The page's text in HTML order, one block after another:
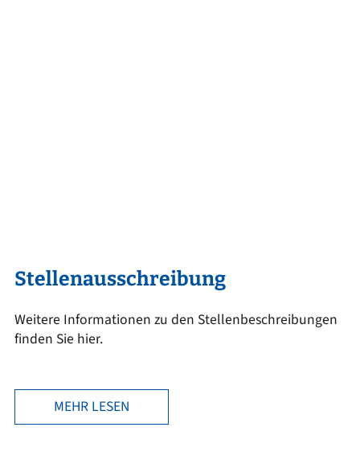
Stellenausschreibung
Weitere Informationen zu den Stellenbeschreibungen
finden Sie hier.
MEHR LESEN